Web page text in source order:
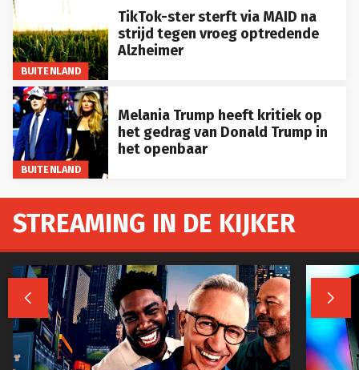
BUITENLAND
TikTok-ster sterft via MAID na
strijd tegen vroeg optredende
Alzheimer
BUITENLAND
Melania Trump heeft kritiek op
het gedrag van Donald Trump in
het openbaar
STREAMING IN DE KIJKER
 